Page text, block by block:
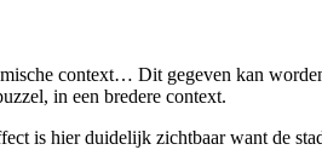
context… Dit gegeven kan
in een bredere context.
is hier duidelijk zichtbaar want de